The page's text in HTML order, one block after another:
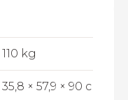
110 kg
35,8 × 57,9 × 90 cm